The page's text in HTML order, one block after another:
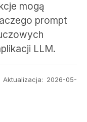
mogą
prompt
LLM.
Aktualizacja: 2026-05-